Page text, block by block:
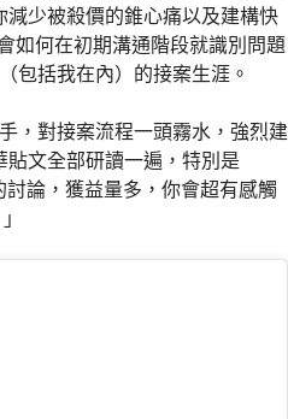
少被殺價的錐心痛以及建構快
如何在初期溝通階段就識別問題
包括我在內）的接案生涯。
，對接案流程一頭霧水，強烈建
文全部研讀一遍，特別是
討論，獲益量多，你會超有感觸